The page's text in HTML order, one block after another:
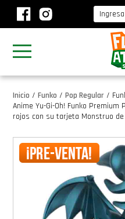
Inicio / Funko / Pop Regular /
Anime Yu-Gi-Oh! Funko Premium
rojos con su tarjeta Monstruo de